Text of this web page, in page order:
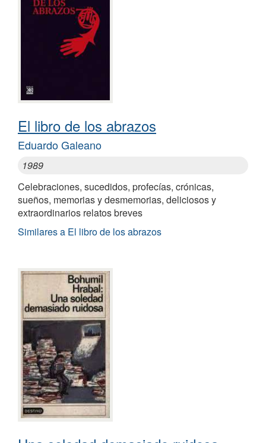
El libro de los abrazos
Eduardo Galeano
1989
Celebraciones, sucedidos, profecías, crónicas,
sueños, memorias y desmemorias, deliciosos y
extraordinarios relatos breves
Similares a El libro de los abrazos